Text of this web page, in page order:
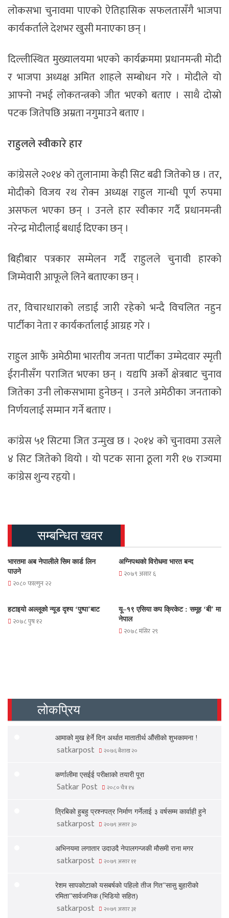
लोकसभा चुनावमा पाएको ऐतिहासिक सफलतासँगै भाजपा
कार्यकर्ताले देशभर खुसी मनाएका छन् ।
दिल्लीस्थित मुख्यालयमा भएको कार्यक्रममा प्रधानमन्त्री मोदी
र भाजपा अध्यक्ष अमित शाहले सम्बोधन गरे । मोदीले यो
आफ्नो नभई लोकतन्त्रको जीत भएको बताए । साथै दोस्रो
पटक जितेपछि अम्रता नगुमाउने बताए ।
राहुलले स्वीकारे हार
कांग्रेसले २०१४ को तुलानामा केही सिट बढी जितेको छ । तर,
मोदीको विजय रथ रोक्न अध्यक्ष राहुल गान्धी पूर्ण रुपमा
असफल भएका छन् । उनले हार स्वीकार गर्दै प्रधानमन्त्री
नरेन्द्र मोदीलाई बधाई दिएका छन् ।
बिहीबार पत्रकार सम्मेलन गर्दै राहुलले चुनावी हारको
जिम्मेवारी आफूले लिने बताएका छन् ।
तर, विचारधाराको लडाई जारी रहेको भन्दै विचलित नहुन
पार्टीका नेता र कार्यकर्तालाई आग्रह गरे ।
राहुल आफैं अमेठीमा भारतीय जनता पार्टीका उम्मेदवार स्मृती
ईरानीसँग पराजित भएका छन् । यद्यपि अर्को क्षेत्रबाट चुनाव
जितेका उनी लोकसभामा हुनेछन् । उनले अमेठीका जनताको
निर्णयलाई सम्मान गर्ने बताए ।
कांग्रेस ५१ सिटमा जित उन्मुख छ । २०१४ को चुनावमा उसले
४ सिट जितेको थियो । यो पटक साना ठूला गरी १७ राज्यमा
कांग्रेस शुन्य रहृयो ।
सम्बन्धित खवर
भारतमा अब नेपालीले सिम कार्ड लिन
पाउने
२०८० फाल्गुन २२
अग्निपथको विरोधमा भारत बन्द
२०७९ असार ६
हटाइयो अल्लूको न्यूड दृश्य ‘पुष्पा’बाट
२०७८ पुष १२
यू–१९ एसिया कप क्रिकेट : समूह ‘बी’ मा
नेपाल
२०७८ मंसिर २९
लोकप्रिय
आमाको मुख हेर्ने दिन अर्थात मातातीर्थ औंसीको शुभकामना !
satkarpost २०७६ बैशाख २०
कर्णालीमा एसईई परीक्षाको तयारी पूरा
Satkar Post २०८० चैत्र १४
त्रिबिको हुबहु प्रश्नपत्र निर्माण गर्नेलाई ३ वर्षसम्म कार्वाही हुने
satkarpost २०७९ असार ३०
अभिनयमा लगातार उदाउदै नेपालगन्जकी मौसमी राना मगर
satkarpost २०७९ असार ११
रेशम सापकोटाको यसबर्षको पहिलो तीज गित”सासु बुहारीको
रमिता”सार्वजनिक (भिडियो सहित)
satkarpost २०७९ असार ३१